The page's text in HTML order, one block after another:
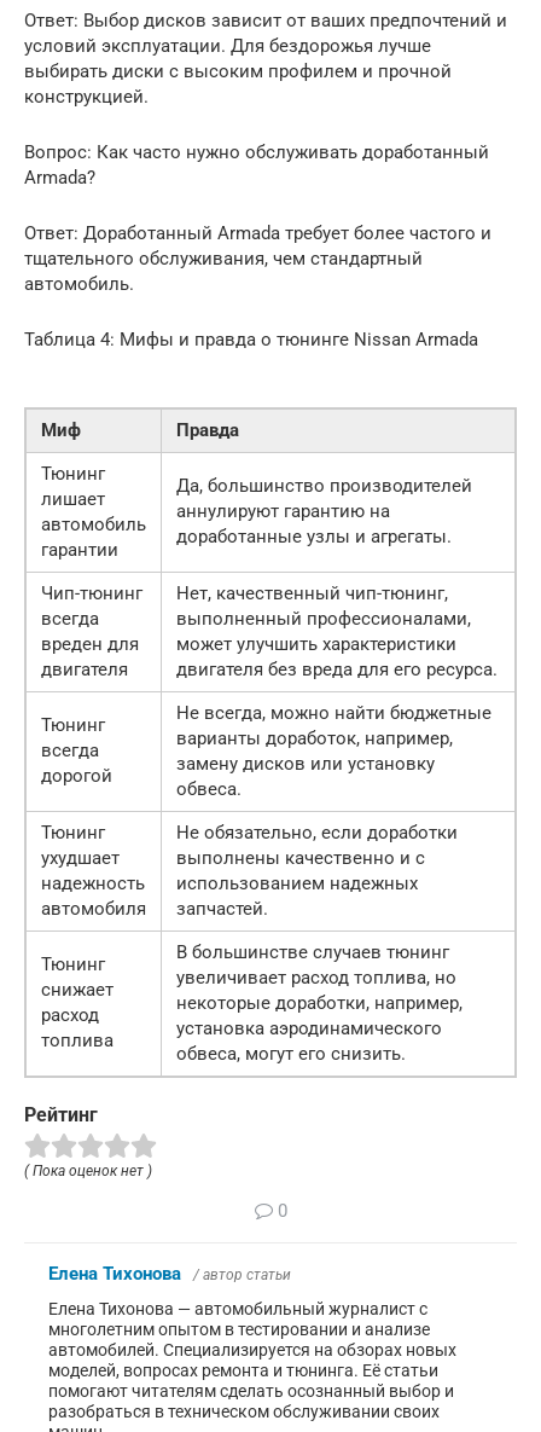
Ответ: Выбор дисков зависит от ваших предпочтений и
условий эксплуатации. Для бездорожья лучше
выбирать диски с высоким профилем и прочной
конструкцией.
Вопрос: Как часто нужно обслуживать доработанный
Armada?
Ответ: Доработанный Armada требует более частого и
тщательного обслуживания, чем стандартный
автомобиль.
Таблица 4: Мифы и правда о тюнинге Nissan Armada
Миф
Правда
Тюнинг
лишает
автомобиль
гарантии
Да, большинство производителей
аннулируют гарантию на
доработанные узлы и агрегаты.
Чип-тюнинг
всегда
вреден для
двигателя
Нет, качественный чип-тюнинг,
выполненный профессионалами,
может улучшить характеристики
двигателя без вреда для его ресурса.
Тюнинг
всегда
дорогой
Не всегда, можно найти бюджетные
варианты доработок, например,
замену дисков или установку
обвеса.
Тюнинг
ухудшает
надежность
автомобиля
Не обязательно, если доработки
выполнены качественно и с
использованием надежных
запчастей.
Тюнинг
снижает
расход
топлива
В большинстве случаев тюнинг
увеличивает расход топлива, но
некоторые доработки, например,
установка аэродинамического
обвеса, могут его снизить.
Рейтинг
( Пока оценок нет )
0
Елена Тихонова / автор статьи
Елена Тихонова — автомобильный журналист с
многолетним опытом в тестировании и анализе
автомобилей. Специализируется на обзорах новых
моделей, вопросах ремонта и тюнинга. Её статьи
помогают читателям сделать осознанный выбор и
разобраться в техническом обслуживании своих